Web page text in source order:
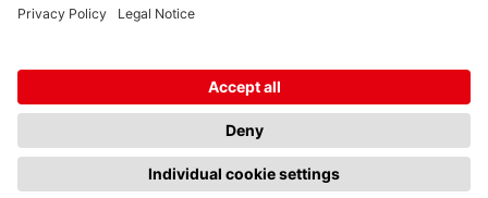
© Waskönig + Walter Kabel-Werk GmbH u. Co. KG, 2026
Conditions générales
Mentions Protection des